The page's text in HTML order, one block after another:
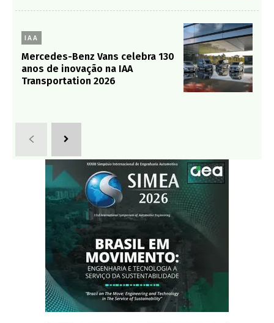
IAA
Mercedes-Benz Vans celebra 130
anos de inovação na IAA
Transportation 2026